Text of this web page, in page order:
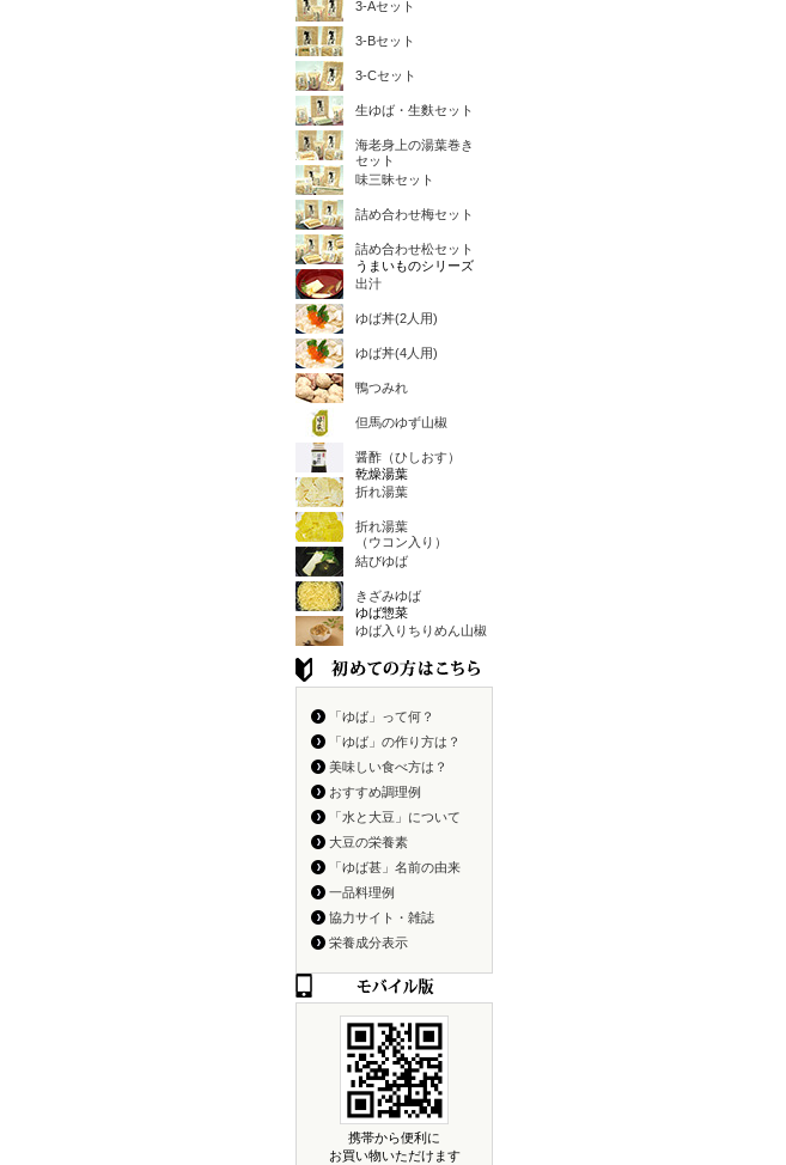
3-Aセット
3-Bセット
3-Cセット
生ゆば・生麩セット
海老身上の湯葉巻き
セット
味三昧セット
詰め合わせ梅セット
詰め合わせ松セット
うまいものシリーズ
出汁
ゆば丼(2人用)
ゆば丼(4人用)
鴨つみれ
但馬のゆず山椒
醤酢（ひしおす）
乾燥湯葉
折れ湯葉
折れ湯葉
（ウコン入り）
結びゆば
きざみゆば
ゆば惣菜
ゆば入りちりめん山椒
「ゆば」って何？
「ゆば」の作り方は？
美味しい食べ方は？
おすすめ調理例
「水と大豆」について
大豆の栄養素
「ゆば甚」名前の由来
一品料理例
協力サイト・雑誌
栄養成分表示
携帯から便利に
お買い物いただけます